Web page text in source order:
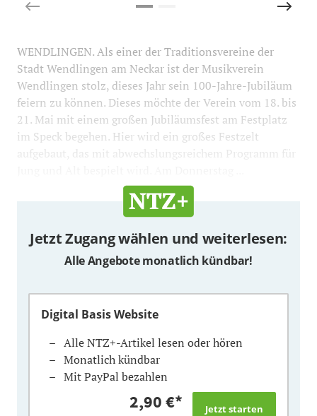
WENDLINGEN. Als einer der Traditionsvereine der
Stadt Wendlingen am Neckar ist der Musikverein
Wendlingen stolz, dieses Jahr sein 100-Jahre-Jubiläum
feiern zu können. Dieses möchte der Verein vom 18. bis
21. Mai mit einem großen Jubiläumsfest am Festplatz
im Speck begehen. Hier wird ein großes Festzelt
aufgebaut, das mit abwechslungsreichem Programm für
Jetzt Zugang wählen und weiterlesen:
Alle Angebote monatlich kündbar!
Digital Basis Website
Alle NTZ+-Artikel lesen oder hören
Monatlich kündbar
Mit PayPal bezahlen
2,90 €*